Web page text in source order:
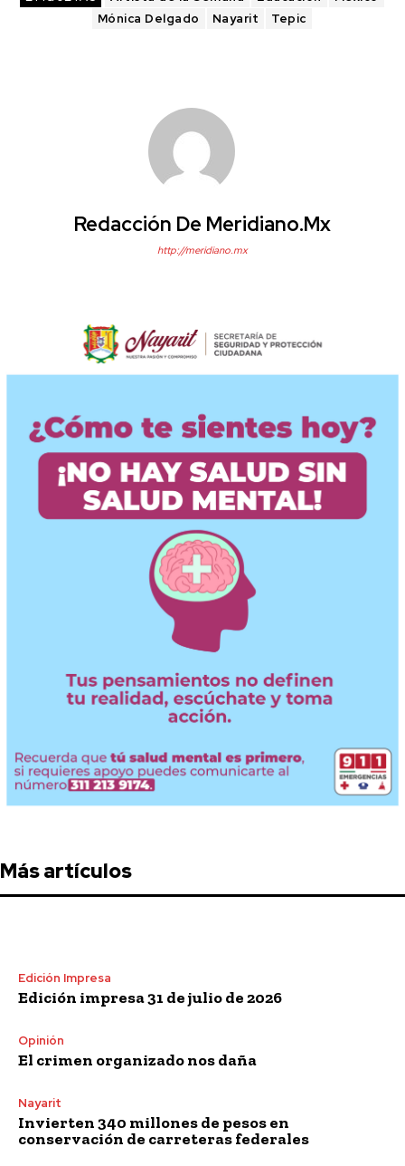
Mónica Delgado
Nayarit Tepic
Redacción De Meridiano.mx
http://meridiano.mx
Más artículos
Edición Impresa
Edición impresa 31 de julio de 2026
Opinión
El crimen organizado nos daña
Nayarit
Invierten 340 millones de pesos en
conservación de carreteras federales